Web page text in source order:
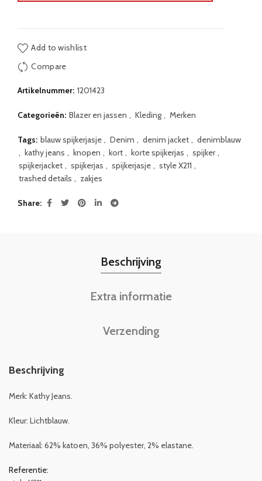
Add to wishlist
Compare
Artikelnummer: 1201423
Categorieën: Blazer en jassen , Kleding , Merken
Tags: blauw spijkerjasje , Denim , denim jacket , denimblauw
, kathy jeans , knopen , kort , korte spijkerjas , spijker ,
spijkerjacket , spijkerjas , spijkerjasje , style X211 ,
trashed details , zakjes
Share
Beschrijving
Extra informatie
Verzending
Beschrijving
Merk: Kathy Jeans.
Kleur: Lichtblauw.
Materiaal: 62% katoen, 36% polyester, 2% elastane.
Referentie: